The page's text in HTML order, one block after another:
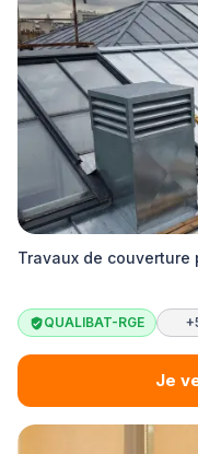
Travaux de couverture
QUALIBAT-RGE
Je